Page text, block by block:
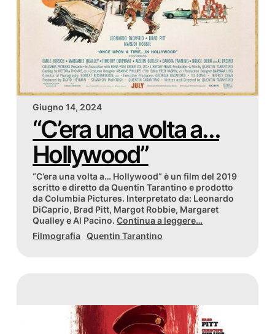
Giugno 14, 2024
“C’era una volta a…
Hollywood”
“C’era una volta a… Hollywood” è un film del 2019
scritto e diretto da Quentin Tarantino e prodotto
da Columbia Pictures. Interpretato da: Leonardo
DiCaprio, Brad Pitt, Margot Robbie, Margaret
Qualley e Al Pacino.Continua a leggere…
Filmografia Quentin Tarantino